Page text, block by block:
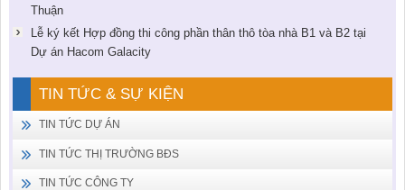
Thuận
Lễ ký kết Hợp đồng thi công phần thân thô tòa nhà B1 và B2 tại
Dự án Hacom Galacity
TIN TỨC & SỰ KIỆN
TIN TỨC DỰ ÁN
TIN TỨC THỊ TRƯỜNG BĐS
TIN TỨC CÔNG TY